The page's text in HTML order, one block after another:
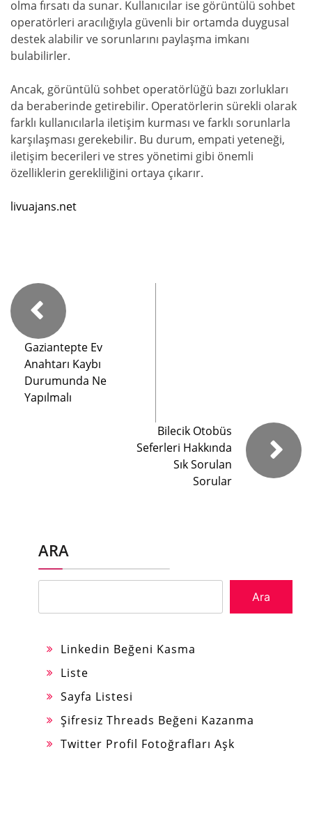
olma fırsatı da sunar. Kullanıcılar ise görüntülü sohbet
operatörleri aracılığıyla güvenli bir ortamda duygusal
destek alabilir ve sorunlarını paylaşma imkanı
bulabilirler.
Ancak, görüntülü sohbet operatörlüğü bazı zorlukları
da beraberinde getirebilir. Operatörlerin sürekli olarak
farklı kullanıcılarla iletişim kurması ve farklı sorunlarla
karşılaşması gerekebilir. Bu durum, empati yeteneği,
iletişim becerileri ve stres yönetimi gibi önemli
özelliklerin gerekliliğini ortaya çıkarır.
livuajans.net
Gaziantepte Ev
Anahtarı Kaybı
Durumunda Ne
Yapılmalı
Bilecik Otobüs
Seferleri Hakkında
Sık Sorulan
Sorular
ARA
Ara
Linkedin Beğeni Kasma
Liste
Sayfa Listesi
Şifresiz Threads Beğeni Kazanma
Twitter Profil Fotoğrafları Aşk